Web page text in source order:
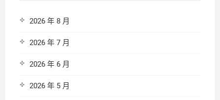
2026 年 8 月
2026 年 7 月
2026 年 6 月
2026 年 5 月